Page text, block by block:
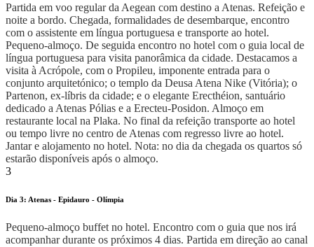
Partida em voo regular da Aegean com destino a Atenas. Refeição e
noite a bordo. Chegada, formalidades de desembarque, encontro
com o assistente em língua portuguesa e transporte ao hotel.
Pequeno-almoço. De seguida encontro no hotel com o guia local de
língua portuguesa para visita panorâmica da cidade. Destacamos a
visita à Acrópole, com o Propileu, imponente entrada para o
conjunto arquitetónico; o templo da Deusa Atena Nike (Vitória); o
Partenon, ex-líbris da cidade; e o elegante Erecthéion, santuário
dedicado a Atenas Pólias e a Erecteu-Posidon. Almoço em
restaurante local na Plaka. No final da refeição transporte ao hotel
ou tempo livre no centro de Atenas com regresso livre ao hotel.
Jantar e alojamento no hotel. Nota: no dia da chegada os quartos só
estarão disponíveis após o almoço.
3
Dia 3: Atenas - Epidauro - Olímpia
Pequeno-almoço buffet no hotel. Encontro com o guia que nos irá
acompanhar durante os próximos 4 dias. Partida em direção ao canal